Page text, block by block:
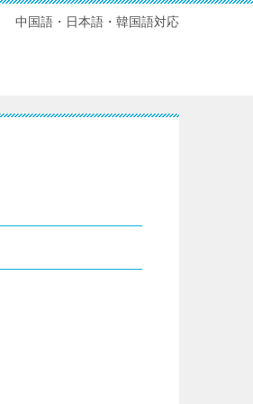
国語・日本語・韓国語対応